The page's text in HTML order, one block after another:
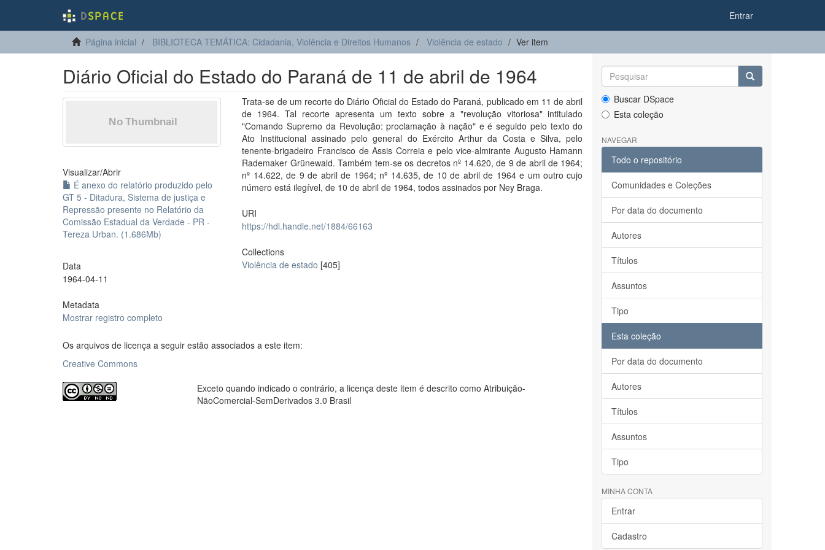
Entrar
Página inicial BIBLIOTECA TEMÁTICA: Cidadania, Violência e Direitos Humanos Violência de estado Ver item
Diário Oficial do Estado do Paraná de 11 de abril de 1964
Visualizar/Abrir
É anexo do relatório produzido pelo
GT 5 - Ditadura, Sistema de justiça e
Repressão presente no Relatório da
Comissão Estadual da Verdade - PR -
Tereza Urban. (1.686Mb)
Data
1964-04-11
Metadata
Mostrar registro completo
Trata-se de um recorte do Diário Oficial do Estado do Paraná, publicado em 11 de abril
de 1964. Tal recorte apresenta um texto sobre a "revolução vitoriosa" intitulado
"Comando Supremo da Revolução: proclamação à nação" e é seguido pelo texto do
Ato Institucional assinado pelo general do Exército Arthur da Costa e Silva, pelo
tenente-brigadeiro Francisco de Assis Correia e pelo vice-almirante Augusto Hamann
Rademaker Grünewald. Também tem-se os decretos nº 14.620, de 9 de abril de 1964;
nº 14.622, de 9 de abril de 1964; nº 14.635, de 10 de abril de 1964 e um outro cujo
número está ilegível, de 10 de abril de 1964, todos assinados por Ney Braga.
URI
https://hdl.handle.net/1884/66163
Collections
Violência de estado [405]
Os arquivos de licença a seguir estão associados a este item:
Creative Commons
Exceto quando indicado o contrário, a licença deste item é descrito como Atribuição-
NãoComercial-SemDerivados 3.0 Brasil
Buscar DSpace
Esta coleção
NAVEGAR
Todo o repositório
Comunidades e Coleções
Por data do documento
Autores
Títulos
Assuntos
Tipo
Esta coleção
Por data do documento
Autores
Títulos
Assuntos
Tipo
MINHA CONTA
Entrar
Cadastro